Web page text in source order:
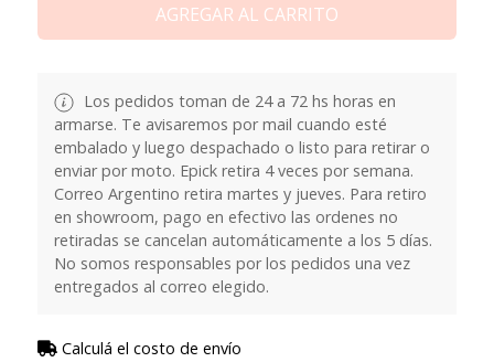
AGREGAR AL CARRITO
Los pedidos toman de 24 a 72 hs horas en
armarse. Te avisaremos por mail cuando esté
embalado y luego despachado o listo para retirar o
enviar por moto. Epick retira 4 veces por semana.
Correo Argentino retira martes y jueves. Para retiro
en showroom, pago en efectivo las ordenes no
retiradas se cancelan automáticamente a los 5 días.
No somos responsables por los pedidos una vez
entregados al correo elegido.
Calculá el costo de envío